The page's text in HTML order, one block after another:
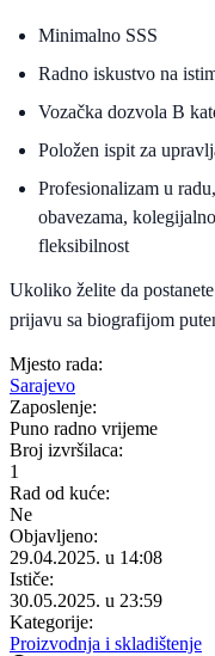
Minimalno SSS
Radno iskustvo na
Vozačka dozvola B
Položen ispit za
Profesionalizam u
obavezama,
fleksibilnost
Ukoliko želite da
prijavu sa biografijom
Mjesto rada:
Sarajevo
Zaposlenje:
Puno radno vrijeme
Broj izvršilaca:
1
Rad od kuće:
Ne
Objavljeno:
29.04.2025. u 14:08
Ističe:
30.05.2025. u 23:59
Kategorije:
Proizvodnja i skladištenje